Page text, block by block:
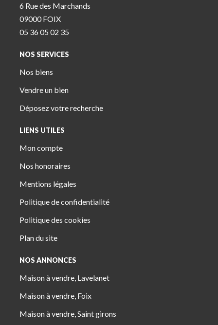
6 Rue des Marchands
09000 FOIX
05 36 05 02 35
NOS SERVICES
Nos biens
Vendre un bien
Déposez votre recherche
LIENS UTILES
Mon compte
Nos honoraires
Mentions légales
Politique de confidentialité
Politique des cookies
Plan du site
NOS ANNONCES
Maison à vendre, Lavelanet
Maison à vendre, Foix
Maison à vendre, Saint girons